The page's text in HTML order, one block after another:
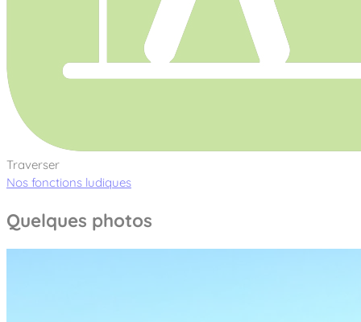
Traverser
Nos fonctions ludiques
Quelques photos